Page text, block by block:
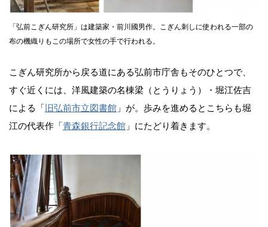
「弘前こぎん研究所」は建築家・前川國男作。こぎん刺しに使われる一部の
布の機織りもこの場所で女性の手で行われる。
こぎん研究所から戻る道にある弘前市庁舎もそのひとつで、
すぐ近くには、洋風建築の名棟梁（とうりょう）・堀江佐吉
による「 旧弘前市立図書館 」が。歩みを進めるとこちらも堀
江の代表作「青森銀行記念館 」にたどり着きます。